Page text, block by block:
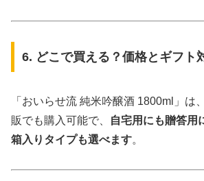
6. どこで買える？価格とギフト
「おいらせ流 純米吟醸酒 1800ml」は
販でも購入可能で、
自宅用にも贈答用
箱入りタイプも選べます。